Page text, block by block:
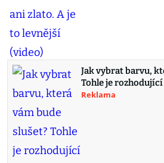
Jak vybrat barvu,
Tohle je rozhodující
Reklama